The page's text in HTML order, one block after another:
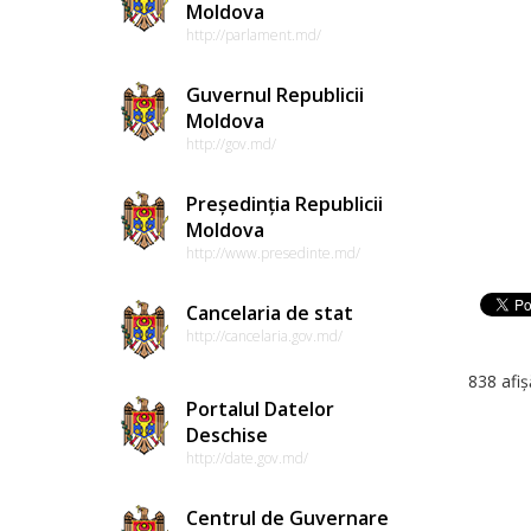
Moldova
http://parlament.md/
Guvernul Republicii
Moldova
http://gov.md/
Președinția Republicii
Moldova
http://www.presedinte.md/
Cancelaria de stat
http://cancelaria.gov.md/
Portalul Datelor
Deschise
http://date.gov.md/
Centrul de Guvernare
838